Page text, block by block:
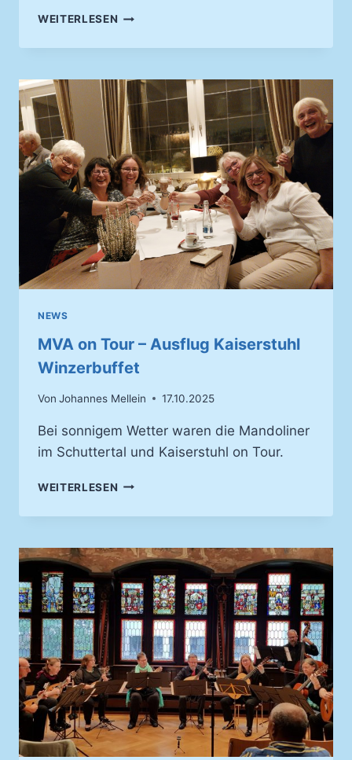
WEITERLESEN WUNDERSCHÖNES
IN
NEWS
MVA on Tour – Ausflug Kaiserstuhl
Winzerbuffet
Von Johannes Mellein 17.10.2025
Bei sonnigem Wetter waren die Mandoliner
im Schuttertal und Kaiserstuhl on Tour.
WEITERLESEN MVA
TOUR
AUSFLUG
KAISERSTUHL
WINZERBUFFET